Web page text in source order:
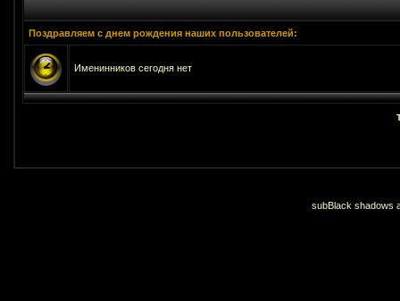
Поздравляем с днем рождения наших пользователей:
Именинников сегодня нет
subBlack shadows